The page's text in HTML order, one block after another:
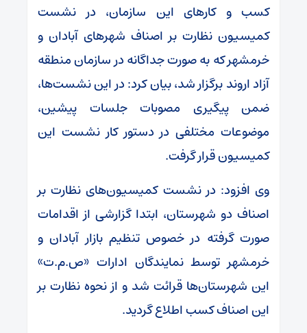
کسب و کارهای این سازمان، در نشست
کمیسیون نظارت بر اصناف شهرهای آبادان و
خرمشهر که به صورت جداگانه در سازمان منطقه
آزاد اروند برگزار شد، بیان کرد: در این نشست‌ها،
ضمن پیگیری مصوبات جلسات پیشین،
موضوعات مختلفی در دستور کار نشست این
کمیسیون قرار گرفت.
وی افزود: در نشست کمیسیون‌های نظارت بر
اصناف دو شهرستان، ابتدا گزارشی از اقدامات
صورت گرفته در خصوص تنظیم بازار آبادان و
خرمشهر توسط نمایندگان ادارات «ص.م.ت»
این شهرستان‌ها قرائت شد و از نحوه نظارت بر
این اصناف کسب اطلاع گردید.